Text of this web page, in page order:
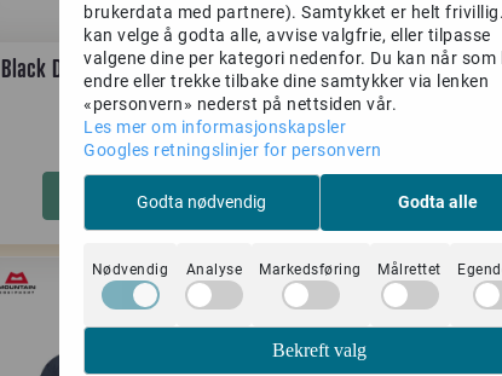
Black Diamond Men's Alpine Start
Hoody dark moss
2.399,- 1.559,-
Kjøp
Patagonia
-34%
brukerdata med partnere). Samtykket er helt
kan velge å godta alle, avvise valgfrie, eller tilpasse
valgene dine per kategori nedenfor. Du kan når som
endre eller trekke tilbake dine samtykker via lenken
«personvern» nederst på nettsiden vår.
Les mer om informasjonskapsler
Googles retningslinjer for personvern
Godta nødvendig Godta alle
Nødvendig Analyse Markedsføring Målrettet
Bekreft valg